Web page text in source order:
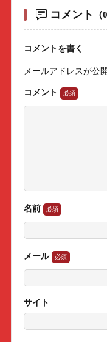
コメント （
コメントを書く
メールアドレスが公
コメント
名前
メール
サイト